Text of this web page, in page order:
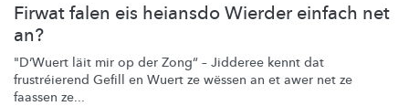
Firwat falen eis heiansdo Wierder einfach net
an?
"D‘Wuert läit mir op der Zong“ – Jidderee kennt dat
frustréierend Gefill en Wuert ze wëssen an et awer net ze
faassen ze...